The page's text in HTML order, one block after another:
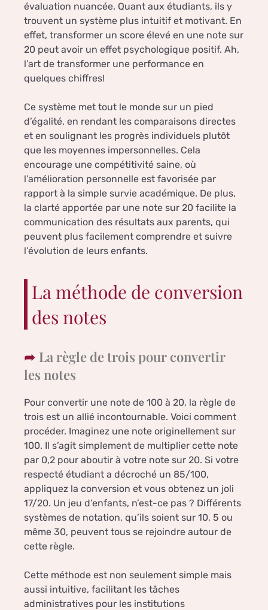
évaluation nuancée. Quant aux étudiants, ils y
trouvent un système plus intuitif et motivant. En
effet, transformer un score élevé en une note sur
20 peut avoir un effet psychologique positif. Ah,
l’art de transformer une performance en
quelques chiffres!
Ce système met tout le monde sur un pied
d’égalité, en rendant les comparaisons directes
et en soulignant les progrès individuels plutôt
que les moyennes impersonnelles. Cela
encourage une compétitivité saine, où
l’amélioration personnelle est favorisée par
rapport à la simple survie académique. De plus,
la clarté apportée par une note sur 20 facilite la
communication des résultats aux parents, qui
peuvent plus facilement comprendre et suivre
l’évolution de leurs enfants.
La méthode de conversion
des notes
La règle de trois pour convertir
les notes
Pour convertir une note de 100 à 20, la règle de
trois est un allié incontournable. Voici comment
procéder. Imaginez une note originellement sur
100. Il s’agit simplement de multiplier cette note
par 0,2 pour aboutir à votre note sur 20. Si votre
respecté étudiant a décroché un 85/100,
appliquez la conversion et vous obtenez un joli
17/20. Un jeu d’enfants, n’est-ce pas ? Différents
systèmes de notation, qu’ils soient sur 10, 5 ou
même 30, peuvent tous se rejoindre autour de
cette règle.
Cette méthode est non seulement simple mais
aussi intuitive, facilitant les tâches
administratives pour les institutions